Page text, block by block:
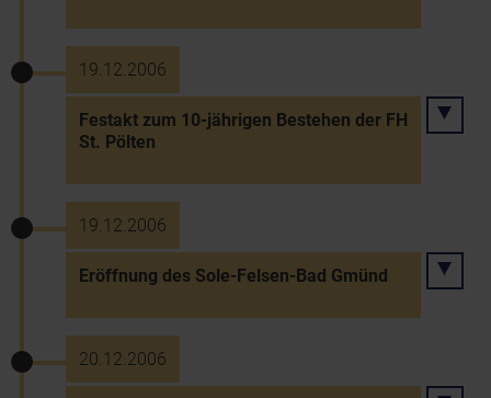
19.12.2006
Festakt zum 10-jährigen Bestehen der FH
St. Pölten
19.12.2006
Eröffnung des Sole-Felsen-Bad Gmünd
20.12.2006